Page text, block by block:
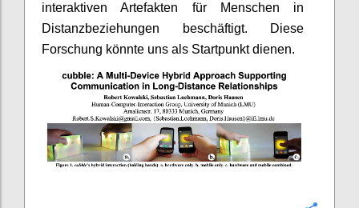
interaktiven Artefakten für Menschen in
Distanzbeziehungen beschäftigt. Diese
Forschung könnte uns als Startpunkt dienen.